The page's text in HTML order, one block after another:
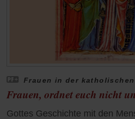
Frauen in der
Frauen, ordnet euch nicht
Gottes Geschichte mit den